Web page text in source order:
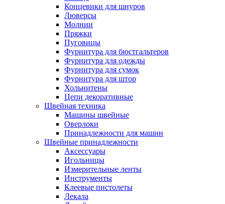
Концевики для шнуров
Люверсы
Молнии
Пряжки
Пуговицы
Фурнитура для бюстгальтеров
Фурнитура для одежды
Фурнитура для сумок
Фурнитура для штор
Хольнитены
Цепи декоративные
Швейная техника
Машины швейные
Оверлоки
Принадлежности для машин
Швейные принадлежности
Аксессуары
Игольницы
Измерительные ленты
Инструменты
Клеевые пистолеты
Лекала